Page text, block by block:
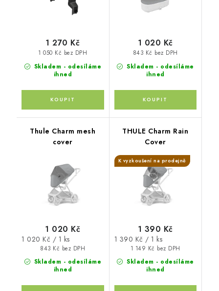
Skladem - odesíláme
ihned
1 050 Kč bez DPH
1 270 Kč
Skladem - odesíláme
ihned
843 Kč bez DPH
1 020 Kč
Thule Charm mesh
cover
Skladem - odesíláme
ihned
843 Kč bez DPH
1 020 Kč
Měrná
1 020 Kč / 1 ks
THULE Charm Rain
Cover
K vyzkoušení na prodejně
Skladem - odesíláme
ihned
1 149 Kč bez DPH
1 390 Kč
Měrná
1 390 Kč / 1 ks